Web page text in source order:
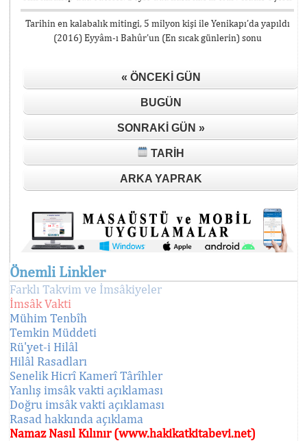
Tarihin en kalabalık mitingi, 5 milyon kişi ile Yenikapı’da yapıldı
(2016) Eyyâm-ı Bahûr’un (En sıcak günlerin) sonu
« ÖNCEKI GÜN
BUGÜN
SONRAKI GÜN »
TARIH
ARKA YAPRAK
Önemli Linkler
Farklı Takvim ve İmsâkiyeler
İmsâk Vakti
Mühim Tenbîh
Temkin Müddeti
Rü'yet-i Hilâl
Hilâl Rasadları
Senelik Hicrî Kamerî Târîhler
Yanlış imsâk vakti açıklaması
Doğru imsâk vakti açıklaması
Rasad hakkında açıklama
Namaz Nasıl Kılınır (www.hakikatkitabevi.net)